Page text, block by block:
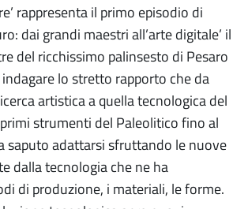
rappresenta il primo episodio di
dai grandi maestri all’arte digitale’ il
del ricchissimo palinsesto di Pesaro
lo stretto rapporto che da
artistica a quella tecnologica del
strumenti del Paleolitico fino al
saputo adattarsi sfruttando le nuove
dalla tecnologia che ne ha
di produzione, i materiali, le forme.